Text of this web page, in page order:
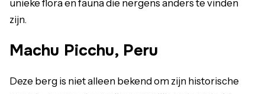
unieke flora en fauna die nergens anders te vinden
zijn.
Machu Picchu, Peru
Deze berg is niet alleen bekend om zijn historische